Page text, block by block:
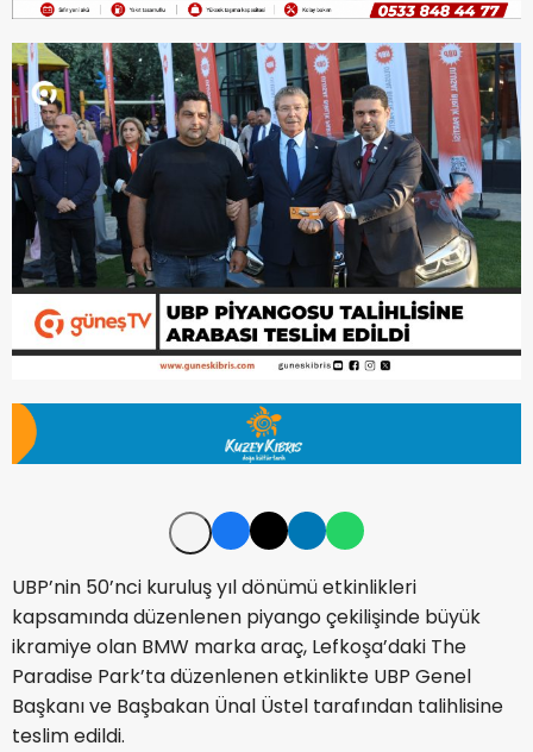
UBP’nin 50’nci kuruluş yıl dönümü etkinlikleri
kapsamında düzenlenen piyango çekilişinde büyük
ikramiye olan BMW marka araç, Lefkoşa’daki The
Paradise Park’ta düzenlenen etkinlikte UBP Genel
Başkanı ve Başbakan Ünal Üstel tarafından talihlisine
teslim edildi.